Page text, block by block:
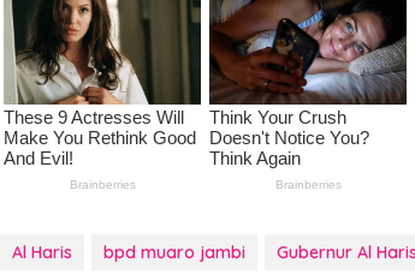
Al Haris bpd muaro jambi Gubernur Al Haris